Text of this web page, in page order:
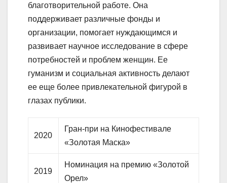
благотворительной работе. Она
поддерживает различные фонды и
организации, помогает нуждающимся и
развивает научное исследование в сфере
потребностей и проблем женщин. Ее
гуманизм и социальная активность делают
ее еще более привлекательной фигурой в
глазах публики.
2020
Гран-при на Кинофестивале
«Золотая Маска»
2019
Номинация на премию «Золотой
Орел»